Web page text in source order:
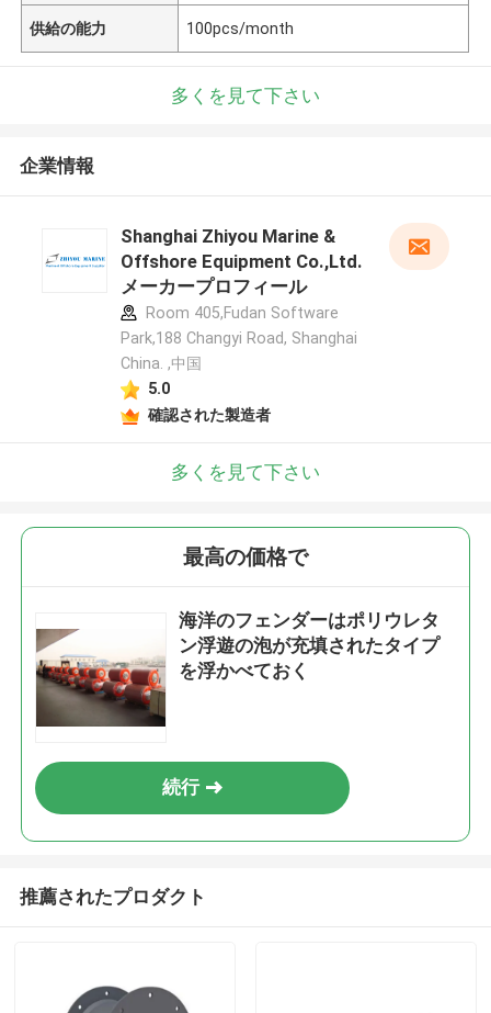
供給の能力 100pcs/month
多くを見て下さい
企業情報
Shanghai Zhiyou Marine &
Offshore Equipment Co.,Ltd.
メーカープロフィール
Room 405,Fudan Software
Park,188 Changyi Road, Shanghai
China. ,中国
5.0
確認された製造者
多くを見て下さい
最高の価格で
海洋のフェンダーはポリウレタ
ン浮遊の泡が充填されたタイプ
を浮かべておく
続行
推薦されたプロダクト